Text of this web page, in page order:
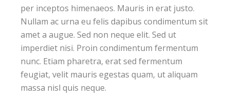
per inceptos himenaeos. Mauris in erat justo.
Nullam ac urna eu felis dapibus condimentum sit
amet a augue. Sed non neque elit. Sed ut
imperdiet nisi. Proin condimentum fermentum
nunc. Etiam pharetra, erat sed fermentum
feugiat, velit mauris egestas quam, ut aliquam
massa nisl quis neque.